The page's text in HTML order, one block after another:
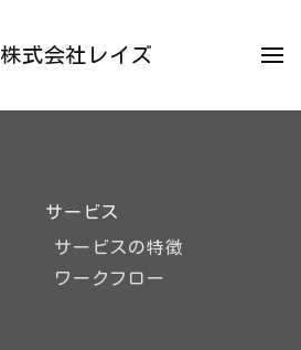
株式会社レイズ
サービス
サービスの特徴
ワークフロー